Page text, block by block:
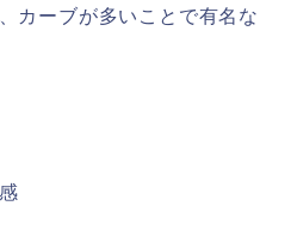
カーブが多いことで有名な